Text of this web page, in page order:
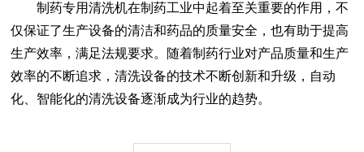
制药专用清洗机在制药工业中起着至关重要的作用，不
仅保证了生产设备的清洁和药品的质量安全，也有助于提高
生产效率，满足法规要求。随着制药行业对产品质量和生产
效率的不断追求，清洗设备的技术不断创新和升级，自动
化、智能化的清洗设备逐渐成为行业的趋势。